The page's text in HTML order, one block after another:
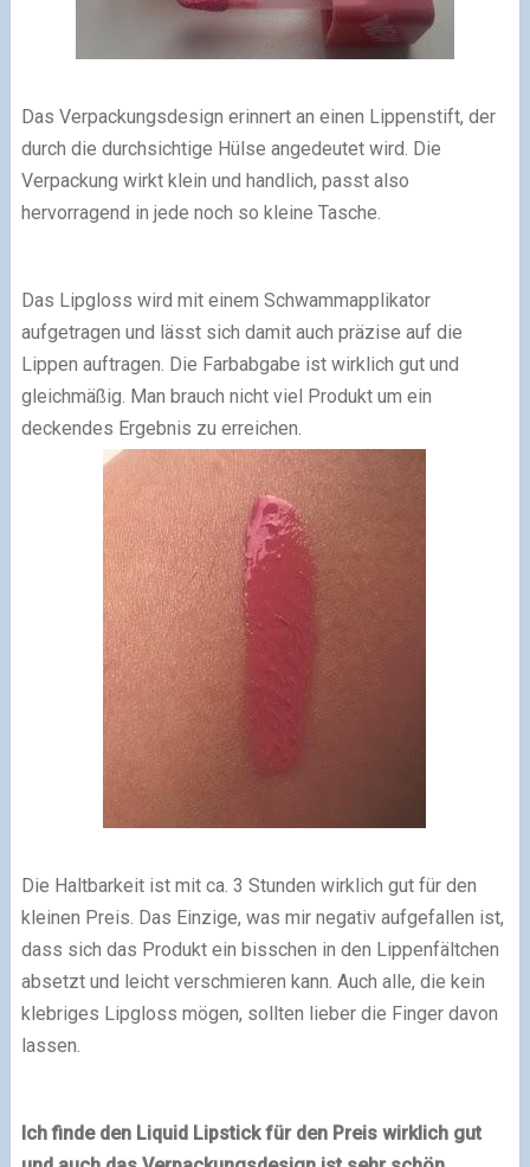
Das Verpackungsdesign erinnert an einen Lippenstift, der
durch die durchsichtige Hülse angedeutet wird. Die
Verpackung wirkt klein und handlich, passt also
hervorragend in jede noch so kleine Tasche.
Das Lipgloss wird mit einem Schwammapplikator
aufgetragen und lässt sich damit auch präzise auf die
Lippen auftragen. Die Farbabgabe ist wirklich gut und
gleichmäßig. Man brauch nicht viel Produkt um ein
deckendes Ergebnis zu erreichen.
Die Haltbarkeit ist mit ca. 3 Stunden wirklich gut für den
kleinen Preis. Das Einzige, was mir negativ aufgefallen ist,
dass sich das Produkt ein bisschen in den Lippenfältchen
absetzt und leicht verschmieren kann. Auch alle, die kein
klebriges Lipgloss mögen, sollten lieber die Finger davon
lassen.
Ich finde den Liquid Lipstick für den Preis wirklich gut